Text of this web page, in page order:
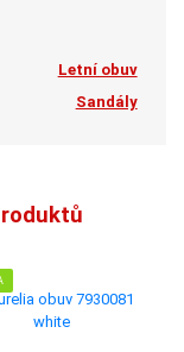
Letní obuv
Sandály